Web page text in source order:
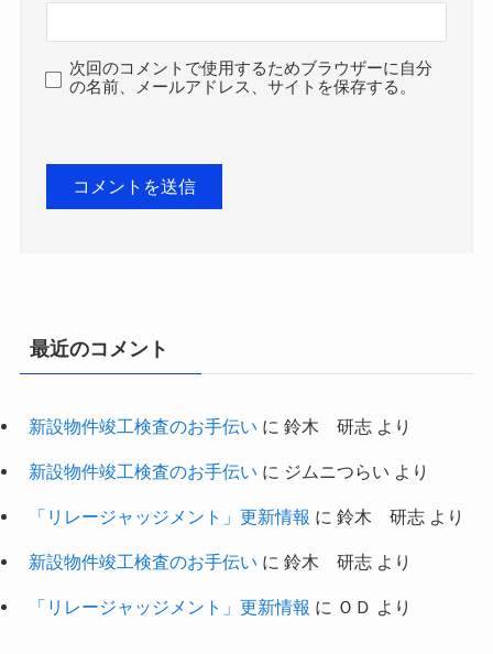
次回のコメントで使用するためブラウザーに自分
の名前、メールアドレス、サイトを保存する。
最近のコメント
新設物件竣工検査のお手伝い に 鈴木 研志より
新設物件竣工検査のお手伝い に ジムニつらい より
「リレージャッジメント」更新情報 に 鈴木 研志より
新設物件竣工検査のお手伝い に 鈴木 研志より
「リレージャッジメント」更新情報 に ＯＤ より